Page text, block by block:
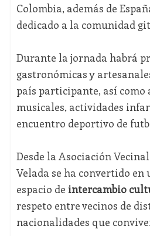
Colombia, además de
dedicado a la comunidad
Durante la jornada habrá
gastronómicas y
país participante, así como
musicales, actividades
encuentro deportivo de
Desde la Asociación
Velada se ha convertido
espacio de intercambio
respeto entre vecinos de
nacionalidades que